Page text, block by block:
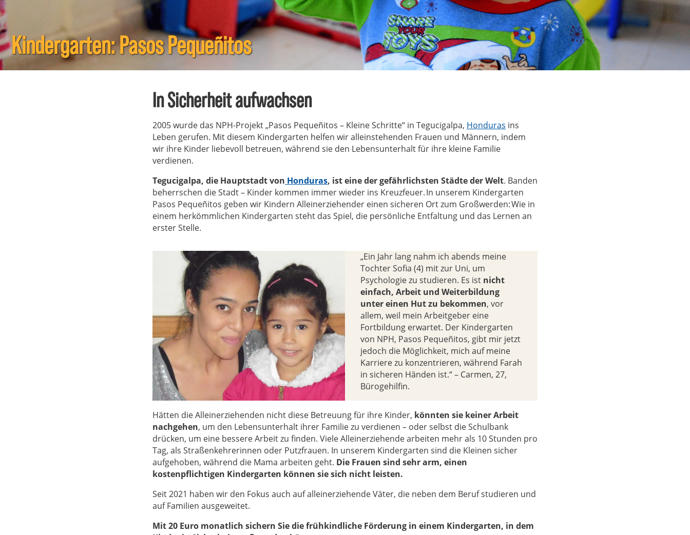
Kindergarten: Pasos Pequeñitos
In Sicherheit aufwachsen
2005 wurde das NPH-Projekt „Pasos Pequeñitos – Kleine Schritte“ in Tegucigalpa, Honduras ins
Leben gerufen. Mit diesem Kindergarten helfen wir alleinstehenden Frauen und Männern, indem
wir ihre Kinder liebevoll betreuen, während sie den Lebensunterhalt für ihre kleine Familie
verdienen.
Tegucigalpa, die Hauptstadt von Honduras, ist eine der gefährlichsten Städte der Welt. Banden
beherrschen die Stadt – Kinder kommen immer wieder ins Kreuzfeuer. In unserem Kindergarten
Pasos Pequeñitos geben wir Kindern Alleinerziehender einen sicheren Ort zum Großwerden: Wie in
einem herkömmlichen Kindergarten steht das Spiel, die persönliche Entfaltung und das Lernen an
erster Stelle.
„Ein Jahr lang nahm ich abends meine
Tochter Sofia (4) mit zur Uni, um
Psychologie zu studieren. Es ist nicht
einfach, Arbeit und Weiterbildung
unter einen Hut zu bekommen, vor
allem, weil mein Arbeitgeber eine
Fortbildung erwartet. Der Kindergarten
von NPH, Pasos Pequeñitos, gibt mir jetzt
jedoch die Möglichkeit, mich auf meine
Karriere zu konzentrieren, während Farah
in sicheren Händen ist.“ – Carmen, 27,
Bürogehilfin.
Hätten die Alleinerziehenden nicht diese Betreuung für ihre Kinder, könnten sie keiner Arbeit
nachgehen, um den Lebensunterhalt ihrer Familie zu verdienen – oder selbst die Schulbank
drücken, um eine bessere Arbeit zu finden. Viele Alleinerziehende arbeiten mehr als 10 Stunden pro
Tag, als Straßenkehrerinnen oder Putzfrauen. In unserem Kindergarten sind die Kleinen sicher
aufgehoben, während die Mama arbeiten geht. Die Frauen sind sehr arm, einen
kostenpflichtigen Kindergarten können sie sich nicht leisten.
Seit 2021 haben wir den Fokus auch auf alleinerziehende Väter, die neben dem Beruf studieren und
auf Familien ausgeweitet.
Mit 20 Euro monatlich sichern Sie die frühkindliche Förderung in einem Kindergarten, in dem